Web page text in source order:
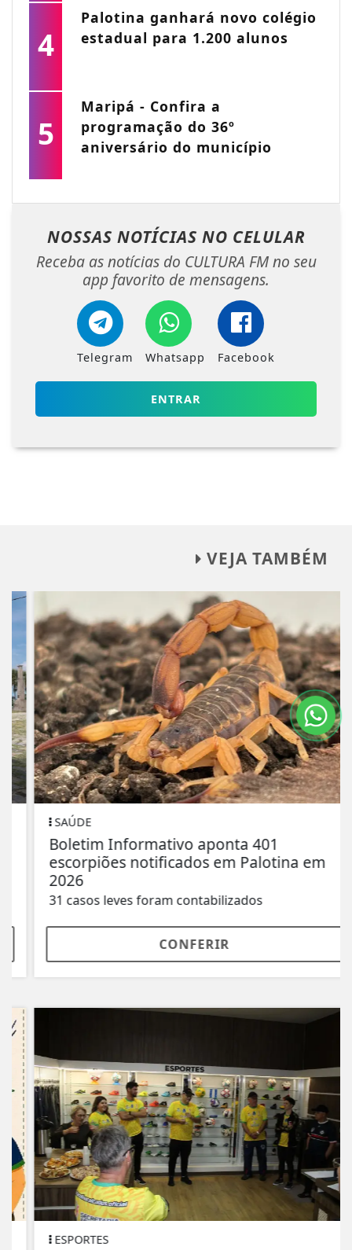
4
Palotina ganhará novo colégio
estadual para 1.200 alunos
5
Maripá - Confira a
programação do 36º
aniversário do município
NOSSAS NOTÍCIAS NO CELULAR
Receba as notícias do CULTURA FM no seu
app favorito de mensagens.
Telegram Whatsapp Facebook
ENTRAR
VEJA TAMBÉM
SAÚDE
Boletim Informativo aponta 401
escorpiões notificados em Palotina em
2026
31 casos leves foram contabilizados
CONFERIR
ESPORTES